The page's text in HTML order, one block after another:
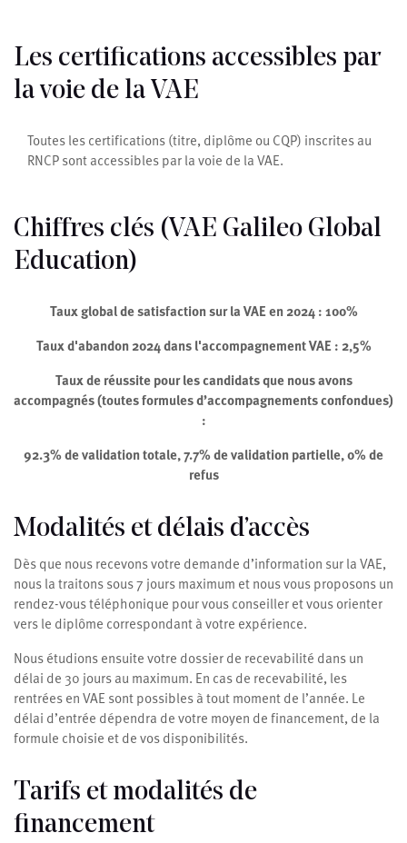
Les certifications accessibles par
la voie de la VAE
Toutes les certifications (titre, diplôme ou CQP) inscrites au
RNCP sont accessibles par la voie de la VAE.
Chiffres clés (VAE Galileo Global
Education)
Taux global de satisfaction sur la VAE en 2024 : 100%
Taux d'abandon 2024 dans l'accompagnement VAE : 2,5%
Taux de réussite pour les candidats que nous avons
accompagnés (toutes formules d’accompagnements confondues)
:
92.3% de validation totale, 7.7% de validation partielle, 0% de
refus
Modalités et délais d’accès
Dès que nous recevons votre demande d’information sur la VAE,
nous la traitons sous 7 jours maximum et nous vous proposons un
rendez-vous téléphonique pour vous conseiller et vous orienter
vers le diplôme correspondant à votre expérience.
Nous étudions ensuite votre dossier de recevabilité dans un
délai de 30 jours au maximum. En cas de recevabilité, les
rentrées en VAE sont possibles à tout moment de l’année. Le
délai d’entrée dépendra de votre moyen de financement, de la
formule choisie et de vos disponibilités.
Tarifs et modalités de
financement